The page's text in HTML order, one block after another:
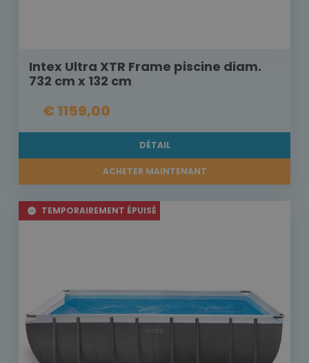
Intex Ultra XTR Frame piscine diam.
732 cm x 132 cm
€ 1159,00
DÉTAIL
ACHETER MAINTENANT
TEMPORAIREMENT ÉPUISÉ